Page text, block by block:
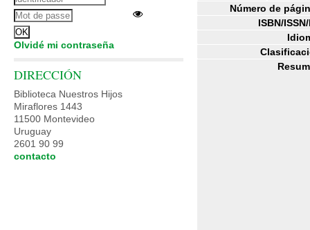
Número de
ISBN/
Olvidé mi contraseña
DIRECCIÓN
Biblioteca Nuestros Hijos
Miraflores 1443
11500 Montevideo
Uruguay
2601 90 99
contacto